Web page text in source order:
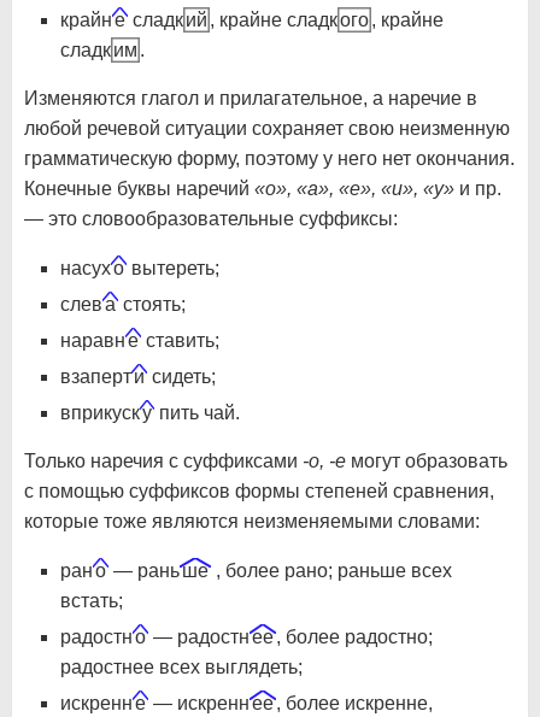
крайне сладкий , крайне сладкого, крайне
сладким .
Изменяются глагол и прилагательное, а наречие в
любой речевой ситуации сохраняет свою неизменную
грамматическую форму, поэтому у него нет окончания.
Конечные буквы наречий «о», «а», «е», «и», «у» и пр.
— это словообразовательные суффиксы:
насухо вытереть;
слева стоять;
наравне ставить;
взаперти сидеть;
вприкуску пить чай.
Только наречия с суффиксами -о, -е могут образовать
с помощью суффиксов формы степеней сравнения,
которые тоже являются неизменяемыми словами:
рано — раньше , более рано; раньше всех
встать;
радостно — радостнее, более радостно;
радостнее всех выглядеть;
искренне — искреннее, более искренне,